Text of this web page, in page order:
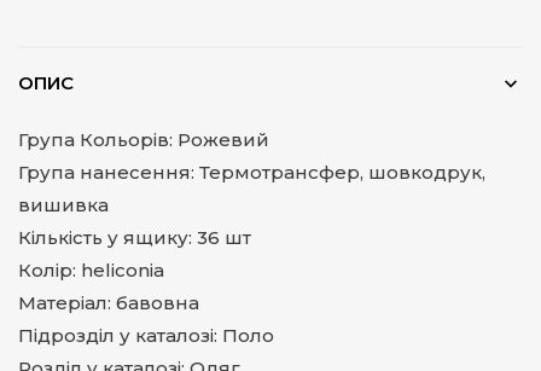
ОПИС
Група Кольорів: Рожевий
Група нанесення: Термотрансфер, шовкодрук,
вишивка
Кількість у ящику: 36 шт
Колір: heliconia
Матеріал: бавовна
Підрозділ у каталозі: Поло